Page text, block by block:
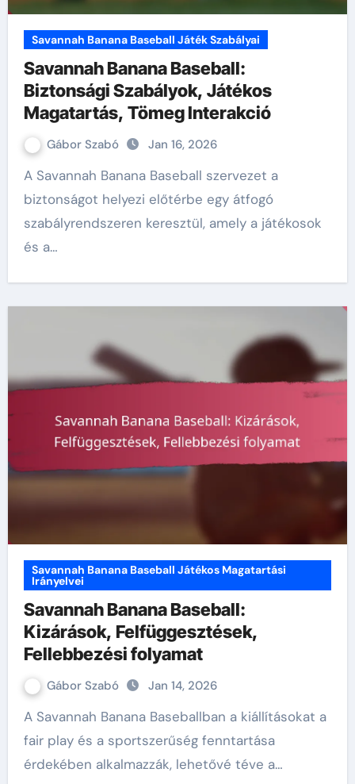
Savannah Banana Baseball Játék Szabályai
Savannah Banana Baseball:
Biztonsági Szabályok, Játékos
Magatartás, Tömeg Interakció
Gábor Szabó Jan 16, 2026
A Savannah Banana Baseball szervezet a
biztonságot helyezi előtérbe egy átfogó
szabályrendszeren keresztül, amely a játékosok
és a…
Savannah Banana Baseball Játékos Magatartási
Irányelvei
Savannah Banana Baseball:
Kizárások, Felfüggesztések,
Fellebbezési folyamat
Gábor Szabó Jan 14, 2026
A Savannah Banana Baseballban a kiállításokat a
fair play és a sportszerűség fenntartása
érdekében alkalmazzák, lehetővé téve a…